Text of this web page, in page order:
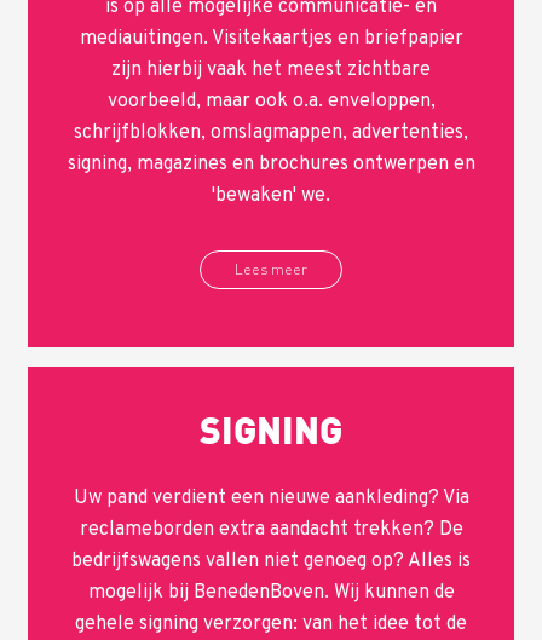
is op alle mogelijke communicatie- en
mediauitingen. Visitekaartjes en briefpapier
zijn hierbij vaak het meest zichtbare
voorbeeld, maar ook o.a. enveloppen,
schrijfblokken, omslagmappen, advertenties,
signing, magazines en brochures ontwerpen en
'bewaken' we.
Lees meer
SIGNING
Uw pand verdient een nieuwe aankleding? Via
reclameborden extra aandacht trekken? De
bedrijfswagens vallen niet genoeg op? Alles is
mogelijk bij BenedenBoven. Wij kunnen de
gehele signing verzorgen: van het idee tot de